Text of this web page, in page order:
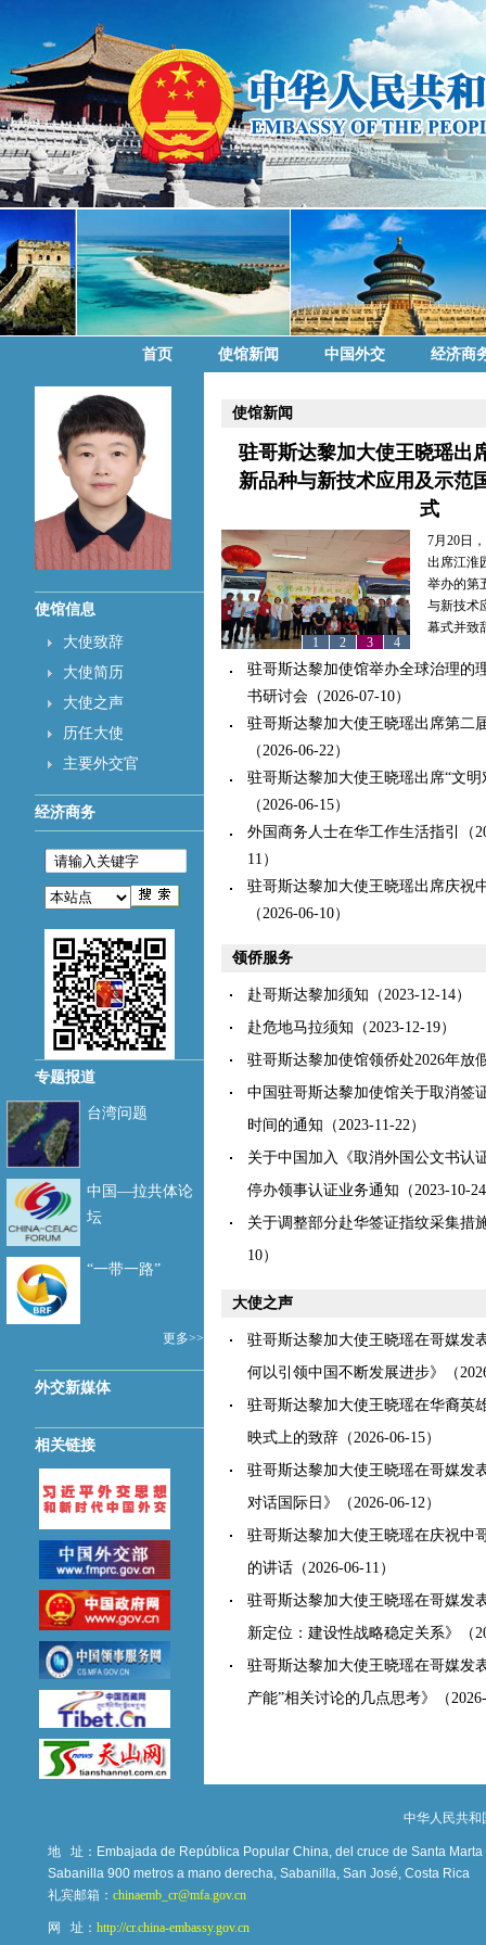
首页 使馆新闻 中国外交 经济商
使馆信息
大使致辞
大使简历
大使之声
历任大使
主要外交官
经济商务
专题报道
台湾问题
中国—拉共体论
坛
“一带一路”
更多>>
外交新媒体
相关链接
使馆新闻
驻哥斯达黎加大使王晓瑶出
新品种与新技术应用及示范
式
4
3
2
1
7月20日
出席江淮
举办的第
与新技术
幕式并致
驻哥斯达黎加使馆举办全球治理的
书研讨会 （2026-07-10）
驻哥斯达黎加大使王晓瑶出席第二
（2026-06-22）
驻哥斯达黎加大使王晓瑶出席“文
（2026-06-15）
外国商务人士在华工作生活指引（
11）
驻哥斯达黎加大使王晓瑶出席庆祝
（2026-06-10）
领侨服务
赴哥斯达黎加须知 （2023-12-14）
赴危地马拉须知 （2023-12-19）
驻哥斯达黎加使馆领侨处2026年放
中国驻哥斯达黎加使馆关于取消签
时间的通知 （2023-11-22）
关于中国加入《取消外国公文书认
停办领事认证业务通知 （2023-10-
关于调整部分赴华签证指纹采集措
10）
大使之声
驻哥斯达黎加大使王晓瑶在哥媒发
何以引领中国不断发展进步》
（
驻哥斯达黎加大使王晓瑶在华裔英
映式上的致辞 （2026-06-15）
驻哥斯达黎加大使王晓瑶在哥媒发
对话国际日》
（2026-06-12）
驻哥斯达黎加大使王晓瑶在庆祝中
的讲话 （2026-06-11）
驻哥斯达黎加大使王晓瑶在哥媒发
新定位：建设性战略稳定关系》
（
驻哥斯达黎加大使王晓瑶在哥媒发
产能”相关讨论的几点思考》
（
中华人民共和
地 址： Embajada de República Popular China, del cruce de Santa
Sabanilla 900 metros a mano derecha, Sabanilla, San José, Costa Rica
礼宾邮箱： chinaemb_cr@mfa.gov.cn
网 址： http://cr.china-embassy.gov.cn